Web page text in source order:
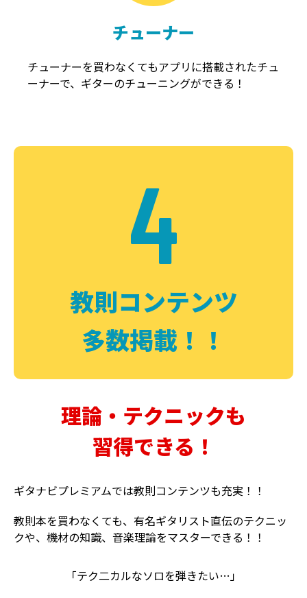
チューナー
チューナーを買わなくてもアプリに搭載されたチュ
ーナーで、ギターのチューニングができる！
4
教則コンテンツ
多数掲載！！
理論・テクニックも
習得できる！
ギタナビプレミアムでは教則コンテンツも充実！！
教則本を買わなくても、有名ギタリスト直伝のテクニッ
クや、機材の知識、音楽理論をマスターできる！！
「テク二カルなソロを弾きたい…」